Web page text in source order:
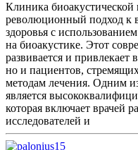
Клиника
революционный подход к
здоровья с
на биоакустике. Этот
развивается и привлекает
но и пациентов,
методам лечения. Одним
является
которая включает врачей
исследователей и